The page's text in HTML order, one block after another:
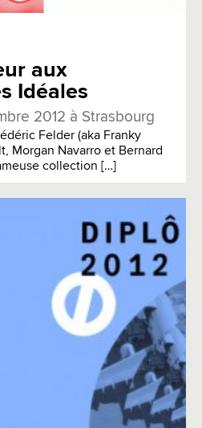
aux
Idéales
2012 à Strasbourg
Felder (aka Franky
Morgan Navarro et Bernard
collection […]